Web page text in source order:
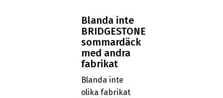
Blanda inte
BRIDGESTONE
sommardäck
med andra
fabrikat
Blanda inte
olika fabrikat